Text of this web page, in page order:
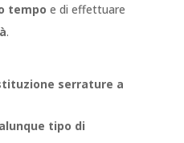
tempo e di effettuare
.
serrature a
tipo di